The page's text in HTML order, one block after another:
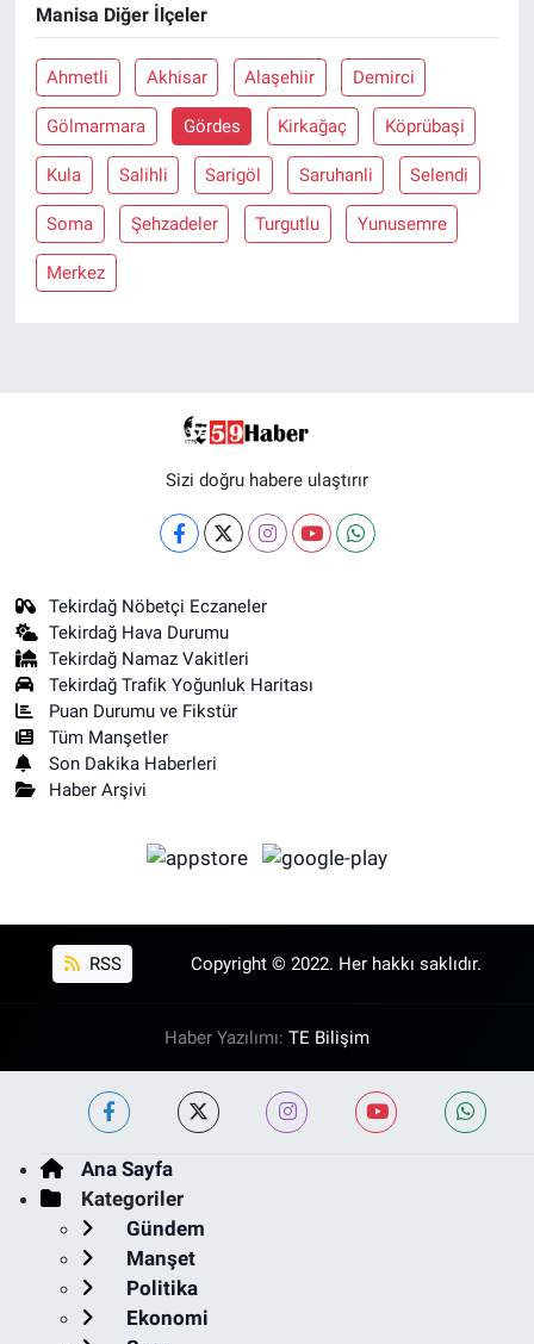
Manisa Diğer İlçeler
Ahmetli Akhisar Alaşehiir Demirci
Gölmarmara Gördes Kirkağaç Köprübaşi
Kula Salihli Sarigöl Saruhanli Selendi
Soma Şehzadeler Turgutlu Yunusemre
Merkez
Sizi doğru habere ulaştırır
Tekirdağ Nöbetçi Eczaneler
Tekirdağ Hava Durumu
Tekirdağ Namaz Vakitleri
Tekirdağ Trafik Yoğunluk Haritası
Puan Durumu ve Fikstür
Tüm Manşetler
Son Dakika Haberleri
Haber Arşivi
RSS Copyright © 2022. Her hakkı saklıdır.
Haber Yazılımı: TE Bilişim
Ana Sayfa
Kategoriler
Gündem
Manşet
Politika
Ekonomi